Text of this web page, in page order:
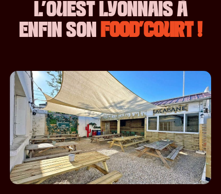
L’OUEST LYONNAIS À
ENFIN SON
FOOD’COURT !